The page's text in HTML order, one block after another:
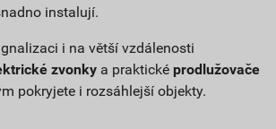
instalují.
i na větší vzdálenosti
zvonky a praktické prodlužovače
pokryjete i rozsáhlejší objekty.